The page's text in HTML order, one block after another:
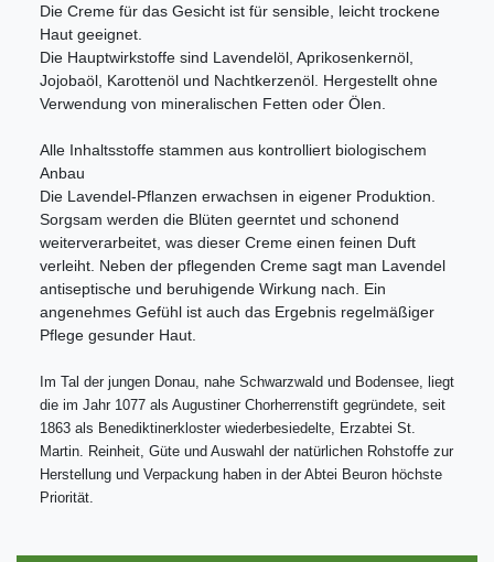
Die Creme für das Gesicht ist für sensible, leicht trockene
Haut geeignet.
Die Hauptwirkstoffe sind Lavendelöl, Aprikosenkernöl,
Jojobaöl, Karottenöl und Nachtkerzenöl. Hergestellt ohne
Verwendung von mineralischen Fetten oder Ölen.
Alle Inhaltsstoffe stammen aus kontrolliert biologischem
Anbau
Die Lavendel-Pflanzen erwachsen in eigener Produktion.
Sorgsam werden die Blüten geerntet und schonend
weiterverarbeitet, was dieser Creme einen feinen Duft
verleiht. Neben der pflegenden Creme sagt man Lavendel
antiseptische und beruhigende Wirkung nach. Ein
angenehmes Gefühl ist auch das Ergebnis regelmäßiger
Pflege gesunder Haut.
Im Tal der jungen Donau, nahe Schwarzwald und Bodensee, liegt
die im Jahr 1077 als Augustiner Chorherrenstift gegründete, seit
1863 als Benediktinerkloster wiederbesiedelte, Erzabtei St.
Martin. Reinheit, Güte und Auswahl der natürlichen Rohstoffe zur
Herstellung und Verpackung haben in der Abtei Beuron höchste
Priorität.